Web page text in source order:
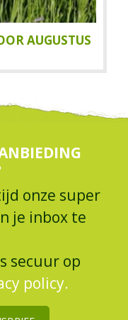
AUGUSTUS
onze super
je inbox te
secuur op
policy.